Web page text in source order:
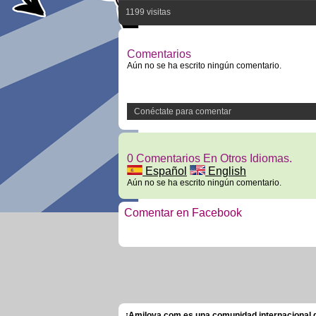
1199 visitas
Comentarios
Aún no se ha escrito ningún comentario.
Conéctate para comentar
0 Comentarios En Otros Idiomas.
Español
English
Aún no se ha escrito ningún comentario.
Comentar en Facebook